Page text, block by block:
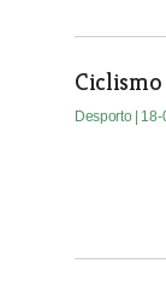
Ciclismo
Desporto |